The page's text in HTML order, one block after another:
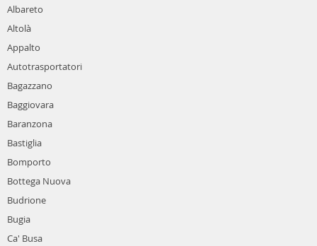
Albareto
Altolà
Appalto
Autotrasportatori
Bagazzano
Baggiovara
Baranzona
Bastiglia
Bomporto
Bottega Nuova
Budrione
Bugia
Ca' Busa